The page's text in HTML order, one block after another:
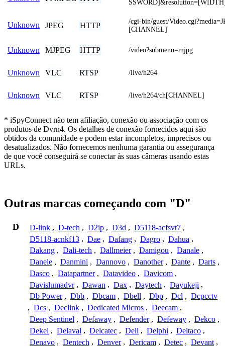
Unknown JPEG HTTP
/cgi-bin/guest/
[CHANNEL]
Unknown MJPEG HTTP /video?submenu=mjpg
Unknown VLC RTSP /live/h264
Unknown VLC RTSP /live/h264/ch[CHANNEL]
* iSpyConnect não tem afiliação, conexão ou associação com os
produtos de Dvrn4. Os detalhes de conexão fornecidos aqui são
obtidos da comunidade e podem estar incompletos, imprecisos ou
desatualizados. Não fornecemos nenhuma garantia ou assegurança
de que você conseguirá se conectar às suas câmeras usando estas
URLs.
Outras marcas começando com "D"
D D-link , D-tech , D2ip , D3d , D5118-acfsvt7 ,
D5118-acnkf13 , Dae , Dafang , Dagro , Dahua ,
Dakang , Dali-tech , Dallmeier , Damigou , Danale ,
Danele , Danmini , Dannovo , Danother , Dante , Darts ,
Dasco , Datapartner , Datavideo , Davicom ,
Davislumadvr , Dawan , Dax , Daytech , Dayukeji ,
Db Power , Dbb , Dbcam , Dbell , Dbp , Dcl , Dcpcctv
, Dcs , Declink , Dedicated Micros , Deecam ,
Deep Sentinel , Defaway , Defender , Defeway , Dekco ,
Dekel , Delaval , Delcatec , Dell , Delphi , Deltaco ,
Denavo , Dentech , Denver , Dericam , Detec , Devant ,